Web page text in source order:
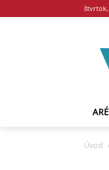
štvrtok,
Úvod